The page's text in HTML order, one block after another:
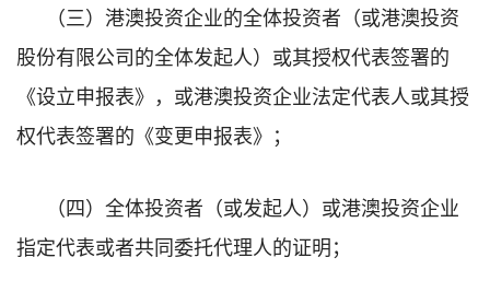
（三）港澳投资企业的全体投资者（或港澳投资
股份有限公司的全体发起人）或其授权代表签署的
《设立申报表》，或港澳投资企业法定代表人或其授
权代表签署的《变更申报表》；
（四）全体投资者（或发起人）或港澳投资企业
指定代表或者共同委托代理人的证明；